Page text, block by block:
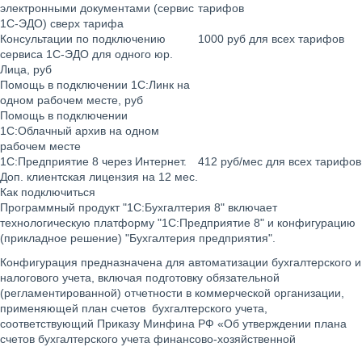
электронными документами (сервис
1С-ЭДО) сверх тарифа
тарифов
Консультации по подключению
сервиса 1С-ЭДО для одного юр.
Лица, руб
Помощь в подключении 1С:Линк на
одном рабочем месте, руб
Помощь в подключении
1С:Облачный архив на одном
рабочем месте
1000 руб для всех тарифов
1С:Предприятие 8 через Интернет.
Доп. клиентская лицензия на 12 мес.
412 руб/мес для всех тарифов
Как подключиться
Программный продукт "1С:Бухгалтерия 8" включает
технологическую платформу "1С:Предприятие 8" и конфигурацию
(прикладное решение) "Бухгалтерия предприятия".
Конфигурация предназначена для автоматизации бухгалтерского и
налогового учета, включая подготовку обязательной
(регламентированной) отчетности в коммерческой организации,
применяющей план счетов бухгалтерского учета,
соответствующий Приказу Минфина РФ «Об утверждении плана
счетов бухгалтерского учета финансово-хозяйственной